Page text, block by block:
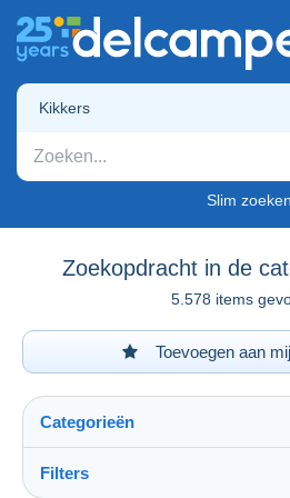
Kikkers
Slim zoeken
Zoekopdracht in de
5.578 items
Toevoegen aan
Categorieën
Filters